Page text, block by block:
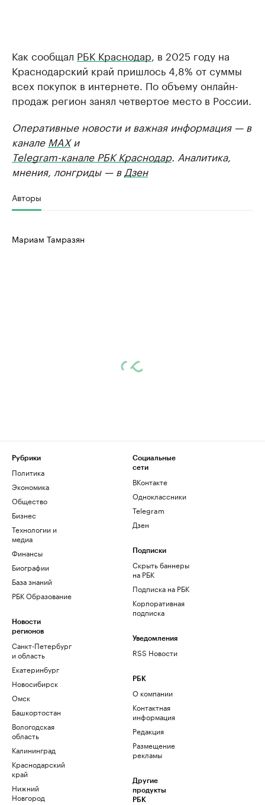
Как сообщал РБК Краснодар , в 2025 году на
Краснодарский край пришлось 4,8% от суммы
всех покупок в интернете. По объему онлайн-
продаж регион занял четвертое место в России.
Оперативные новости и важная информация — в
канале MAXи
Telegram-канале РБК Краснодар. Аналитика,
мнения, лонгриды — в Дзен
Авторы
Мариам Тамразян
Рубрики
Политика
Экономика
Общество
Бизнес
Технологии и
медиа
Финансы
Биографии
База знаний
РБК Образование
Новости
регионов
Санкт-Петербург
и область
Екатеринбург
Новосибирск
Омск
Башкортостан
Вологодская
область
Калининград
Краснодарский
край
Нижний
Новгород
Социальные
сети
ВКонтакте
Одноклассники
Telegram
Дзен
Подписки
Скрыть баннеры
на РБК
Подписка на РБК
Корпоративная
подписка
Уведомления
RSS Новости
РБК
О компании
Контактная
информация
Редакция
Размещение
рекламы
Другие
продукты
РБК